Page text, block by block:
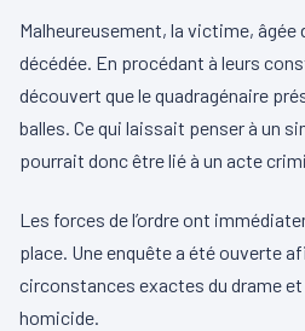
Malheureusement, la victime, âgée
décédée. En procédant à leurs
découvert que le quadragénaire
balles. Ce qui laissait penser à un
pourrait donc être lié à un acte
Les forces de l’ordre ont
place. Une enquête a été ouverte
circonstances exactes du drame et
homicide.